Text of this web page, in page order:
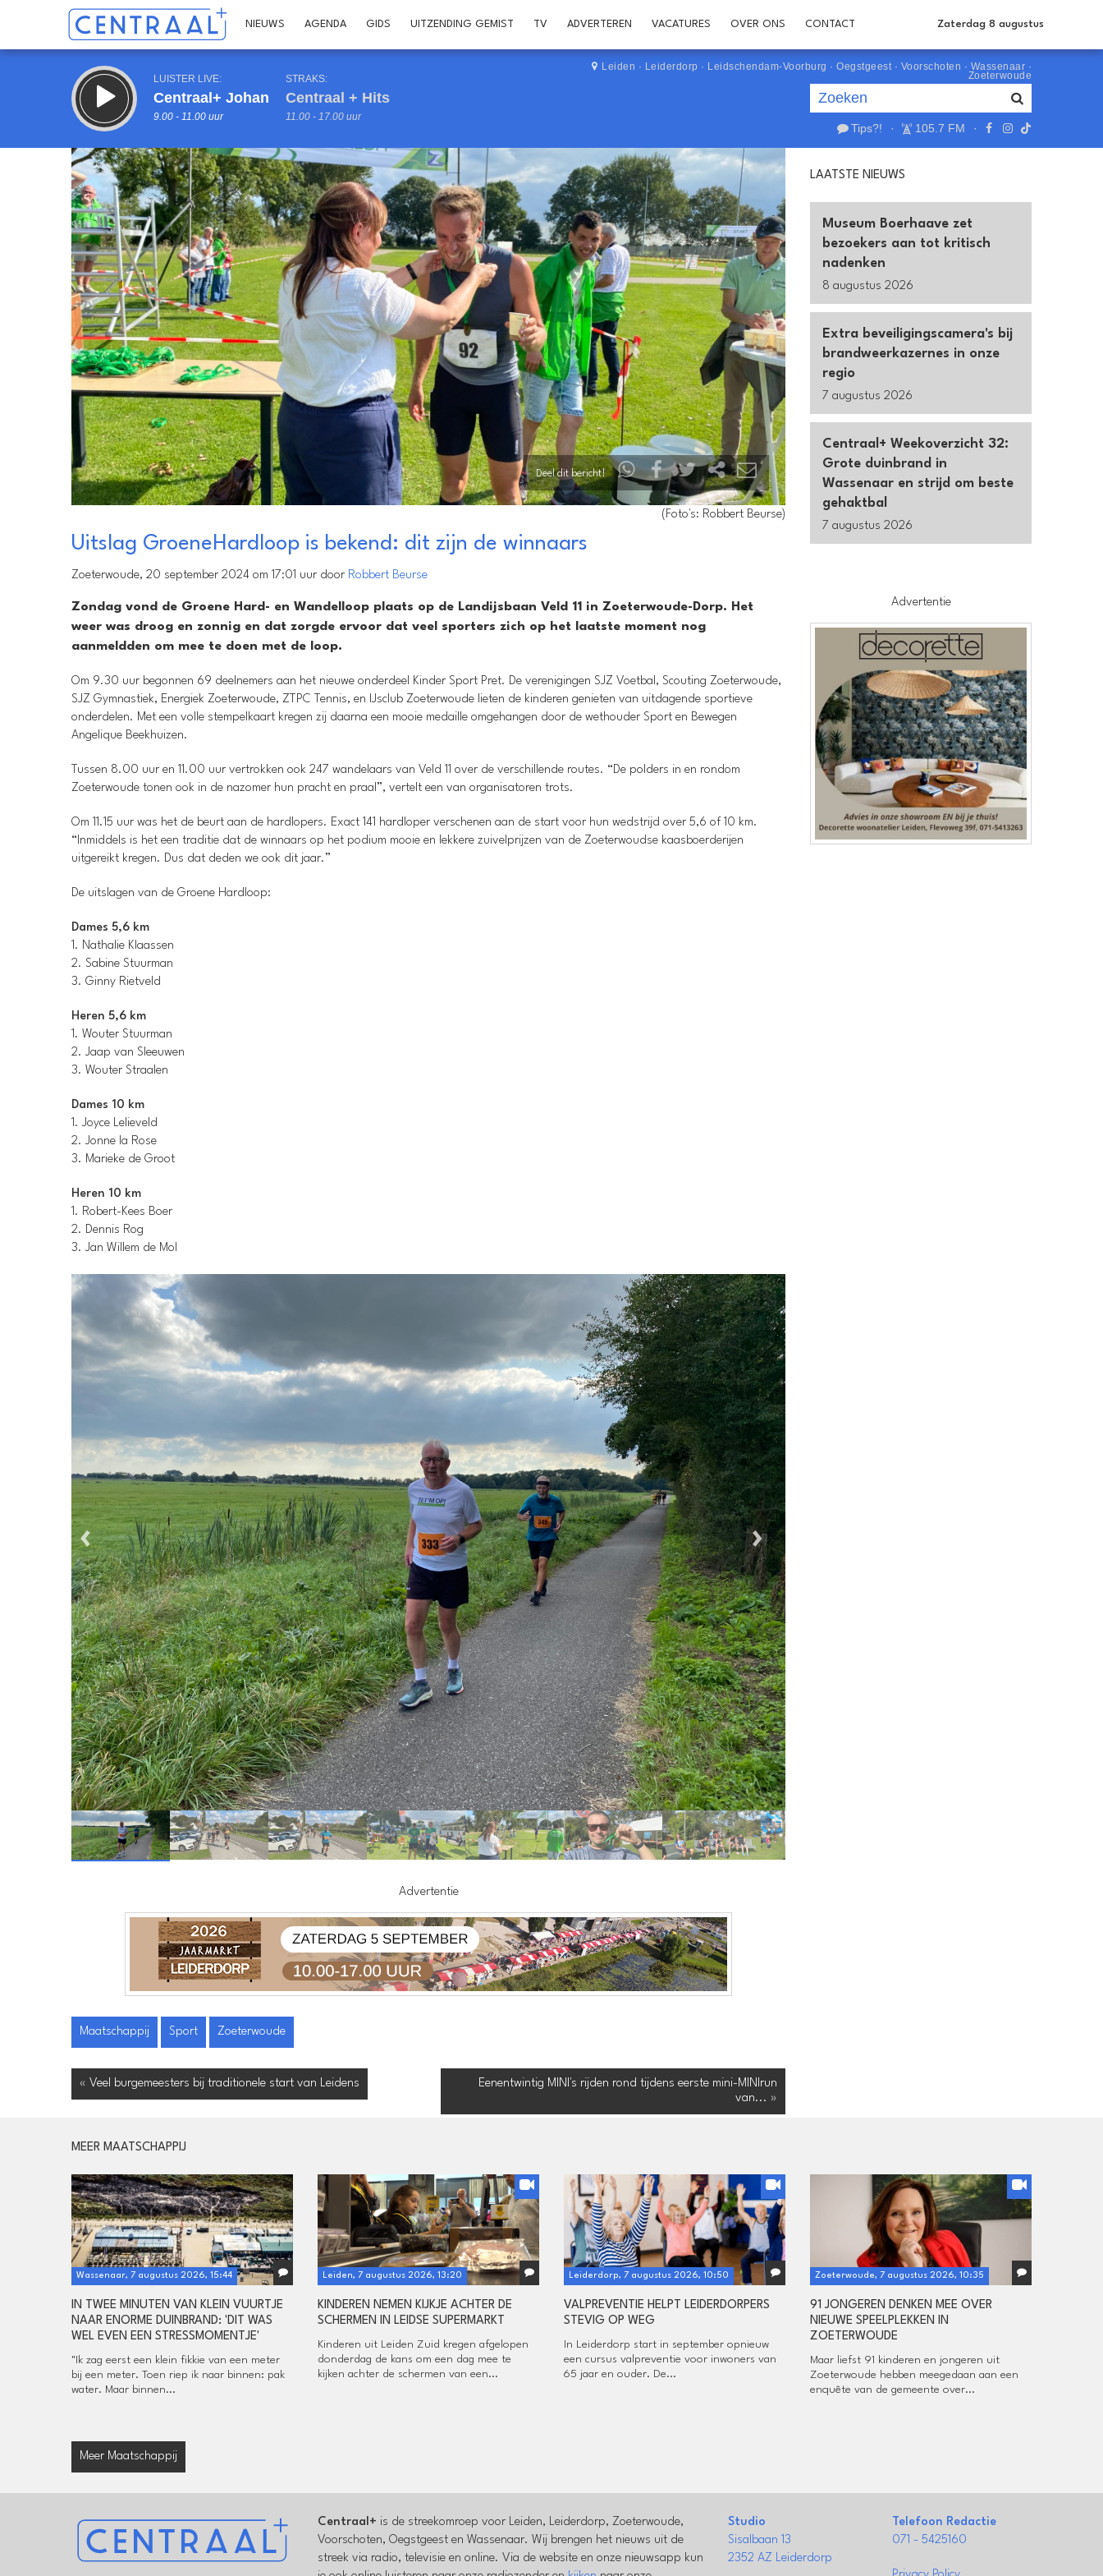
NIEUWS AGENDA GIDS UITZENDING GEMIST TV ADVERTEREN VACATURES OVER ONS CONTACT Zaterdag 8 augustus
LUISTER LIVE:
Centraal+ Johan
9.00 - 11.00 uur
STRAKS:
Centraal + Hits
11.00 - 17.00 uur
Leiden · Leiderdorp · Leidschendam-Voorburg · Oegstgeest· Voorschoten · Wassenaar ·
Zoeterwoude
Tips?! · 105.7 FM ·
Inklappen
Deel dit bericht!
(Foto's: Robbert Beurse)
Uitslag GroeneHardloop is bekend: dit zijn de winnaars
Zoeterwoude, 20 september 2024 om 17:01 uur door Robbert Beurse
Zondag vond de Groene Hard- en Wandelloop plaats op de Landijsbaan Veld 11 in Zoeterwoude-Dorp. Het
weer was droog en zonnig en dat zorgde ervoor dat veel sporters zich op het laatste moment nog
aanmeldden om mee te doen met de loop.
Om 9.30 uur begonnen 69 deelnemers aan het nieuwe onderdeel Kinder Sport Pret. De verenigingen SJZ Voetbal, Scouting Zoeterwoude,
SJZ Gymnastiek, Energiek Zoeterwoude, ZTPC Tennis, en IJsclub Zoeterwoude lieten de kinderen genieten van uitdagende sportieve
onderdelen. Met een volle stempelkaart kregen zij daarna een mooie medaille omgehangen door de wethouder Sport en Bewegen
Angelique Beekhuizen.
Tussen 8.00 uur en 11.00 uur vertrokken ook 247 wandelaars van Veld 11 over de verschillende routes. “De polders in en rondom
Zoeterwoude tonen ook in de nazomer hun pracht en praal”, vertelt een van organisatoren trots.
Om 11.15 uur was het de beurt aan de hardlopers. Exact 141 hardloper verschenen aan de start voor hun wedstrijd over 5,6 of 10 km.
“Inmiddels is het een traditie dat de winnaars op het podium mooie en lekkere zuivelprijzen van de Zoeterwoudse kaasboerderijen
uitgereikt kregen. Dus dat deden we ook dit jaar.”
De uitslagen van de Groene Hardloop:
Dames 5,6 km
1. Nathalie Klaassen
2. Sabine Stuurman
3. Ginny Rietveld
Heren 5,6 km
1. Wouter Stuurman
2. Jaap van Sleeuwen
3. Wouter Straalen
Dames 10 km
1. Joyce Lelieveld
2. Jonne la Rose
3. Marieke de Groot
Heren 10 km
1. Robert-Kees Boer
2. Dennis Rog
3. Jan Willem de Mol
Advertentie
Maatschappij Sport Zoeterwoude
« Veel burgemeesters bij traditionele start van Leidens
Eenentwintig MINI's rijden rond tijdens eerste mini-MINIrun
van... »
LAATSTE NIEUWS
Museum Boerhaave zet
bezoekers aan tot kritisch
nadenken
8 augustus 2026
Extra beveiligingscamera's bij
brandweerkazernes in onze
regio
7 augustus 2026
Centraal+ Weekoverzicht 32:
Grote duinbrand in
Wassenaar en strijd om beste
gehaktbal
7 augustus 2026
Advertentie
MEER MAATSCHAPPIJ
Wassenaar, 7 augustus 2026, 15:44
IN TWEE MINUTEN VAN KLEIN VUURTJE
NAAR ENORME DUINBRAND: 'DIT WAS
WEL EVEN EEN STRESSMOMENTJE'
"Ik zag eerst een klein fikkie van een meter
bij een meter. Toen riep ik naar binnen: pak
water. Maar binnen...
Leiden, 7 augustus 2026, 13:20
KINDEREN NEMEN KIJKJE ACHTER DE
SCHERMEN IN LEIDSE SUPERMARKT
Kinderen uit Leiden Zuid kregen afgelopen
donderdag de kans om een dag mee te
kijken achter de schermen van een...
Leiderdorp, 7 augustus 2026, 10:50
VALPREVENTIE HELPT LEIDERDORPERS
STEVIG OP WEG
In Leiderdorp start in september opnieuw
een cursus valpreventie voor inwoners van
65 jaar en ouder. De...
Zoeterwoude, 7 augustus 2026, 10:35
91 JONGEREN DENKEN MEE OVER
NIEUWE SPEELPLEKKEN IN
ZOETERWOUDE
Maar liefst 91 kinderen en jongeren uit
Zoeterwoude hebben meegedaan aan een
enquête van de gemeente over...
Meer Maatschappij
Centraal+ is de streekomroep voor Leiden, Leiderdorp, Zoeterwoude,
Voorschoten, Oegstgeest en Wassenaar. Wij brengen het nieuws uit de
streek via radio, televisie en online. Via de website en onze nieuwsapp kun
Studio
Sisalbaan 13
2352 AZ Leiderdorp
Telefoon Redactie
071 - 5425160